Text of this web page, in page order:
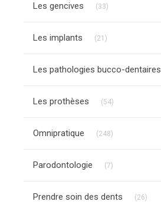
Les gencives (33)
Les implants (21)
Les pathologies bucco-dentaires
Les prothèses (54)
Omnipratique (248)
Parodontologie (7)
Prendre soin des dents (26)